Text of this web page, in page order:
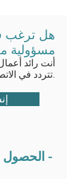
هل ترغب
مسؤولية
أنت رائد
تتردد في الاتصال بنا.
الحصول على شهادة سلبية -